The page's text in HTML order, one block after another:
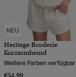
NEU
Heritage Broderie
Kurzarmhemd
Weitere Farben verfügbar
€54.99